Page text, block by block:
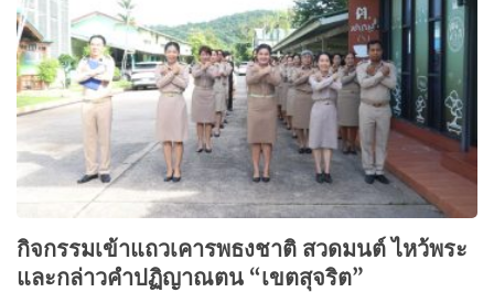
กิจกรรมเข้าแถวเคารพธงชาติ สวดมนต์ ไหว้พระ
และกล่าวคำปฏิญาณตน “เขตสุจริต”